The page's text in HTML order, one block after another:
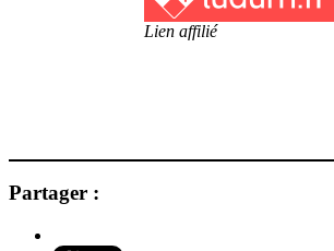
Lien affilié
Partager :